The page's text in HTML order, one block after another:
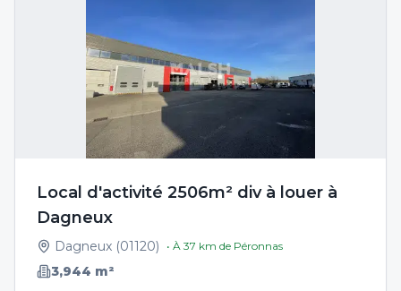
Local d'activité 2506m² div à louer à
Dagneux
Dagneux (01120) • À 37 km de Péronnas
3,944 m²